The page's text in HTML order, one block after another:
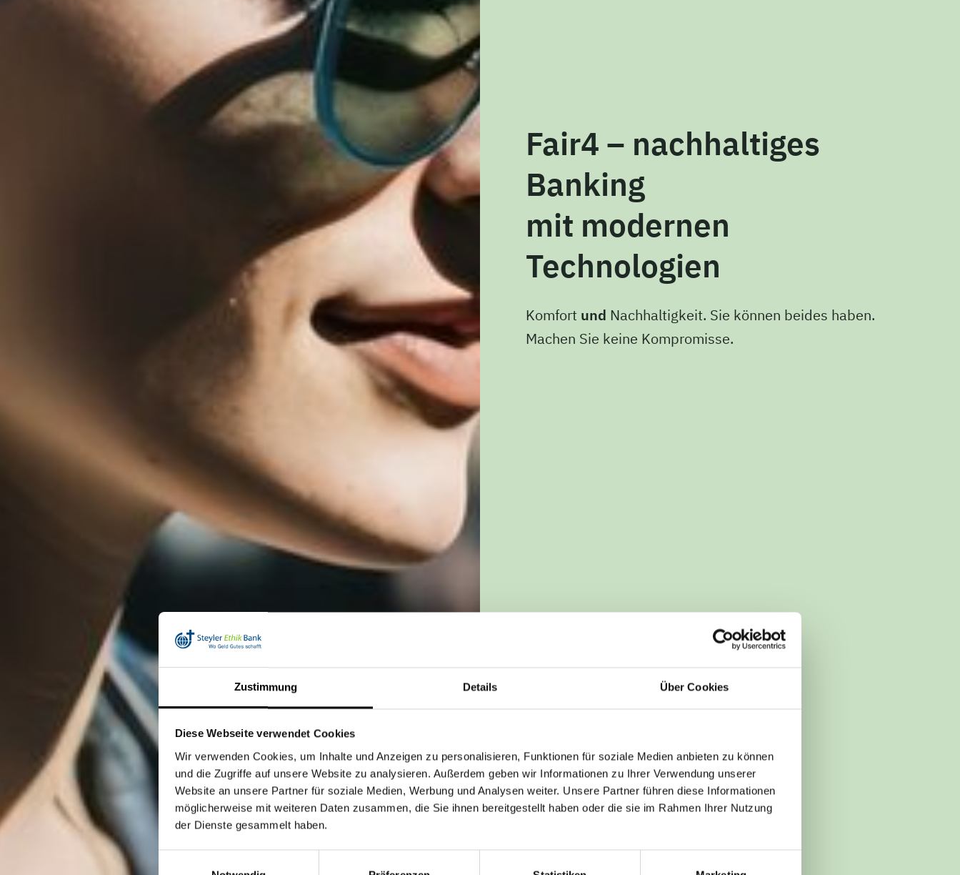
Zustimmung Details Über Cookies
Diese Webseite verwendet Cookies
Wir verwenden Cookies, um Inhalte und Anzeigen zu personalisieren, Funktionen für soziale Medien anbieten zu können
und die Zugriffe auf unsere Website zu analysieren. Außerdem geben wir Informationen zu Ihrer Verwendung unserer
Website an unsere Partner für soziale Medien, Werbung und Analysen weiter. Unsere Partner führen diese Informationen
möglicherweise mit weiteren Daten zusammen, die Sie ihnen bereitgestellt haben oder die sie im Rahmen Ihrer Nutzung
der Dienste gesammelt haben.
Fair4 – nachhaltiges
Banking
mit modernen
Technologien
Komfort und Nachhaltigkeit. Sie können beides haben.
Machen Sie keine Kompromisse.